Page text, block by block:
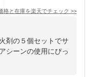
格と在庫を楽天でチェック >>
剤の５個セットでサ
シーンの使用にぴっ